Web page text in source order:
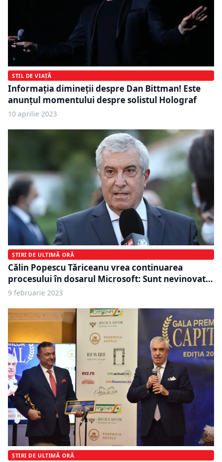
STIL DE VIAȚĂ
Informaţia dimineţii despre Dan Bittman! Este
anunţul momentului despre solistul Holograf
10 aprilie 2023
ȘTIRI DE ULTIMĂ ORĂ
Călin Popescu Tăriceanu vrea continuarea
procesului în dosarul Microsoft: Sunt nevinovat…
9 februarie 2023
ȘTIRI DE ULTIMĂ ORĂ